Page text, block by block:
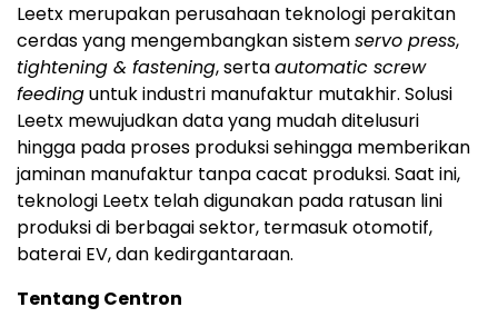
Leetx merupakan perusahaan teknologi perakitan
cerdas yang mengembangkan sistemservo press,
tightening & fastening, sertaautomatic screw
feedinguntuk industri manufaktur mutakhir. Solusi
Leetx mewujudkan data yang mudah ditelusuri
hingga pada proses produksi sehingga memberikan
jaminan manufaktur tanpa cacat produksi. Saat ini,
teknologi Leetx telah digunakan pada ratusan lini
produksi di berbagai sektor, termasuk otomotif,
baterai EV, dan kedirgantaraan.
Tentang Centron